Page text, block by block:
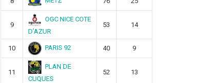
9
OGC NICE COTE
D’AZUR
53 14
10 PARIS 92 40 9
11
PLAN DE
CUQUES
52 13